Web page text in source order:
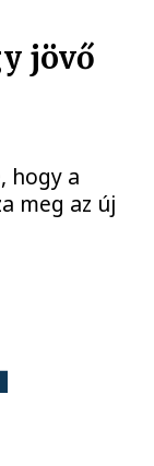
jövő
hogy a
meg az új